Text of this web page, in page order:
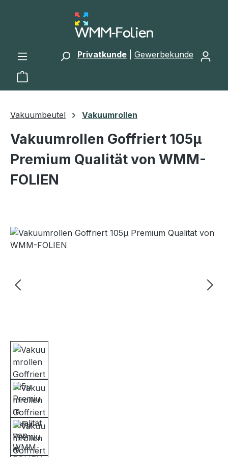
Zum Hauptinhalt springen
Privatkunde Gewerbekunde
Warenkorb enthält 0 Positionen. Der
Vakuumbeutel Vakuumrollen
Vakuumrollen Goffriert 105µ
Premium Qualität von WMM-
FOLIEN
Bildergalerie überspringen